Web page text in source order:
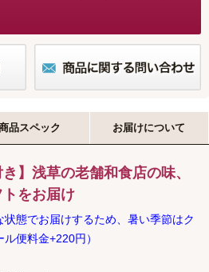
品スペック お届けについて
】浅草の老舗和食店の味、
をお届け
態でお届けするため、暑い季節はク
便料金+220円）